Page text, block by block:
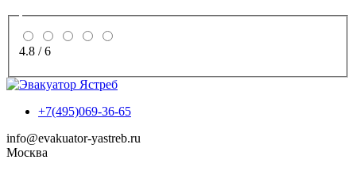
4.8 /6
+7(495)069-36-65
info@evakuator-yastreb.ru
Москва